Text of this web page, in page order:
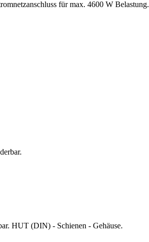
für max. 4600 W Belastung.
HUT (DIN) - Schienen - Gehäuse.